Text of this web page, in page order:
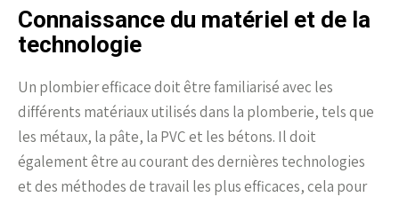
Connaissance du matériel et de la
technologie
Un plombier efficace doit être familiarisé avec les
différents matériaux utilisés dans la plomberie, tels que
les métaux, la pâte, la PVC et les bétons. Il doit
également être au courant des dernières technologies
et des méthodes de travail les plus efficaces, cela pour